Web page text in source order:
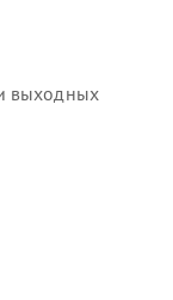
выходных